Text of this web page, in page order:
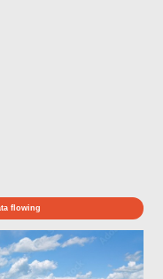
flowing